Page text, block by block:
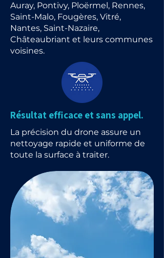
Auray, Pontivy, Ploërmel, Rennes,
Saint-Malo, Fougères, Vitré,
Nantes, Saint-Nazaire,
Châteaubriant et leurs communes
voisines.
Résultat efficace et sans appel.
La précision du drone assure un
nettoyage rapide et uniforme de
toute la surface à traiter.